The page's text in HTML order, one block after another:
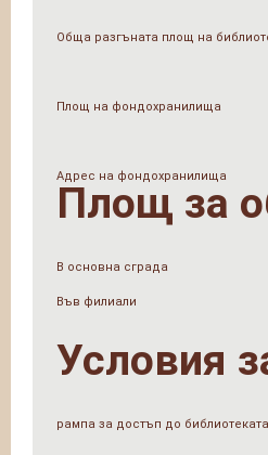
Обща разгъната площ на
Площ на фондохранилища
Адрес на фондохранилища
Площ за
В основна сграда
Във филиали
Условия
рампа за достъп до библиотеката